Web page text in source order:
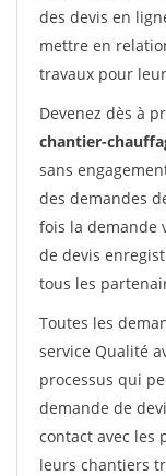
des devis en
mettre en
travaux pour
Devenez dès à
chantier-
sans
des demandes
fois la demande
de devis
tous les
Toutes les
service Qualité
processus qui
demande de
contact avec
leurs chantiers